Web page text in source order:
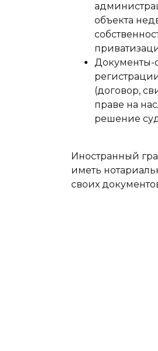
объекта
Документы-
(договор,
праве на
решение
Иностранный
иметь
своих